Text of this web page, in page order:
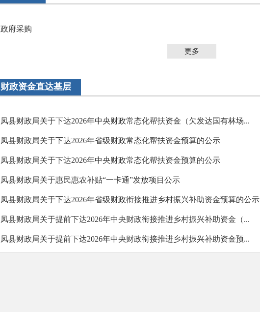
政府采购
更多
财政资金直达基层
凤县财政局关于下达2026年中央财政常态化帮扶资金（欠发达国有林场...
凤县财政局关于下达2026年省级财政常态化帮扶资金预算的公示
凤县财政局关于下达2026年中央财政常态化帮扶资金预算的公示
凤县财政局关于惠民惠农补贴“一卡通”发放项目公示
凤县财政局关于下达2026年省级财政衔接推进乡村振兴补助资金预算的公示
凤县财政局关于提前下达2026年中央财政衔接推进乡村振兴补助资金（...
凤县财政局关于提前下达2026年中央财政衔接推进乡村振兴补助资金预...